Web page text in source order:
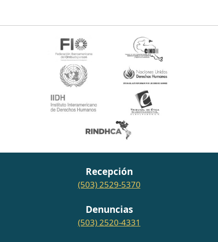
Recepción
(503) 2529-5370
Denuncias
(503) 2520-4331